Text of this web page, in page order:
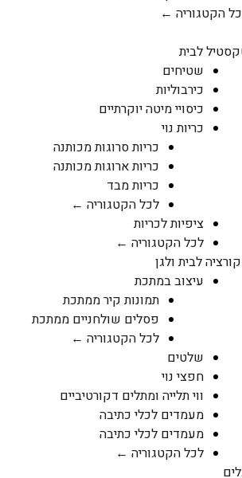
הקטגוריה ←
לבית
שטיחים
כירבוליות
כיסויי מיטה יוקרתיים
כריות נוי
כריות סרוגות מכותנה
כריות ארוגות מכותנה
כריות מבד
לכל הקטגוריה ←
ציפיות לכריות
לכל הקטגוריה ←
לבית ולגן
עיצוב במתכת
תמונות קיר ממתכת
פסלים שולחניים ממתכת
לכל הקטגוריה ←
שלטים
חפצי נוי
ווי תלייה ומתלים דקורטיביים
מעמדים לכלי כתיבה
מעמדים לכלי כתיבה
לכל הקטגוריה ←